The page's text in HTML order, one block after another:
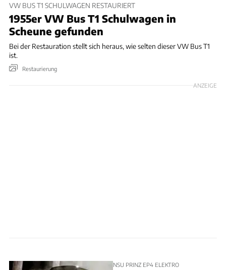
VW BUS T1 SCHULWAGEN RESTAURIERT
1955er VW Bus T1 Schulwagen in
Scheune gefunden
Bei der Restauration stellt sich heraus, wie selten dieser VW Bus T1
ist.
Restaurierung
ANZEIGE
NSU PRINZ EP4 ELEKTRO